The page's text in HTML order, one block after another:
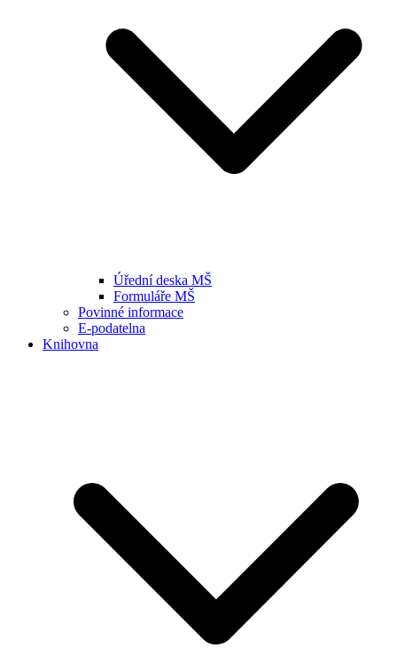
Úřední deska MŠ
Formuláře MŠ
Povinné informace
E-podatelna
Knihovna